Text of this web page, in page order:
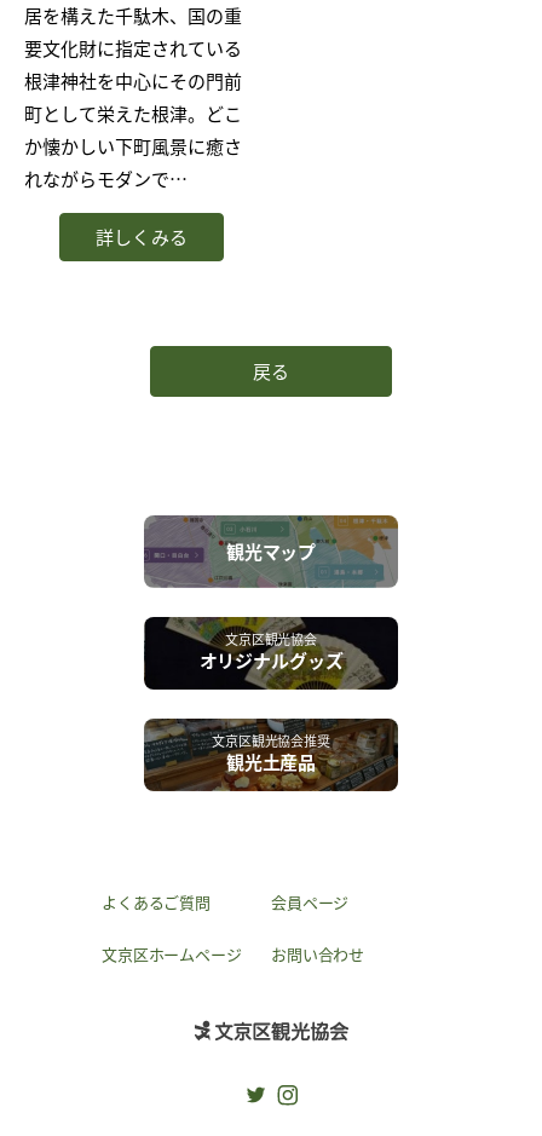
居を構えた千駄木、国の重
要文化財に指定されている
根津神社を中心にその門前
町として栄えた根津。どこ
か懐かしい下町風景に癒さ
れながらモダンで…
詳しくみる
戻る
観光マップ
文京区観光協会
オリジナルグッズ
文京区観光協会推奨
観光土産品
よくあるご質問 会員ページ
文京区ホームページ お問い合わせ